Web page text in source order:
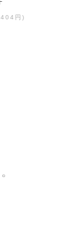
円)